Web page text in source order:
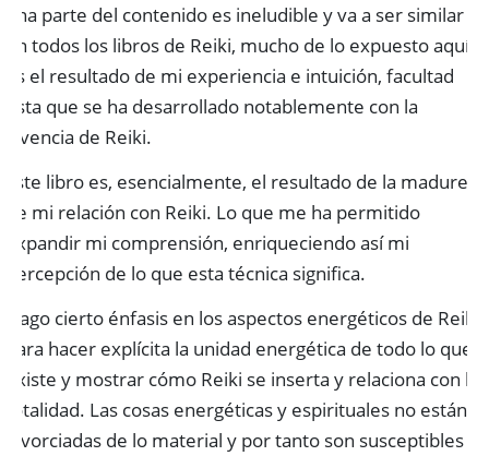
una parte del contenido es ineludible y va a ser similar
en todos los libros de Reiki, mucho de lo expuesto aquí
es el resultado de mi experiencia e intuición, facultad
esta que se ha desarrollado notablemente con la
vivencia de Reiki.
Este libro es, esencialmente, el resultado de la madurez
de mi relación con Reiki. Lo que me ha permitido
expandir mi comprensión, enriqueciendo así mi
percepción de lo que esta técnica significa.
Hago cierto énfasis en los aspectos energéticos de Reiki,
para hacer explícita la unidad energética de todo lo que
existe y mostrar cómo Reiki se inserta y relaciona con la
totalidad. Las cosas energéticas y espirituales no están
divorciadas de lo material y por tanto son susceptibles